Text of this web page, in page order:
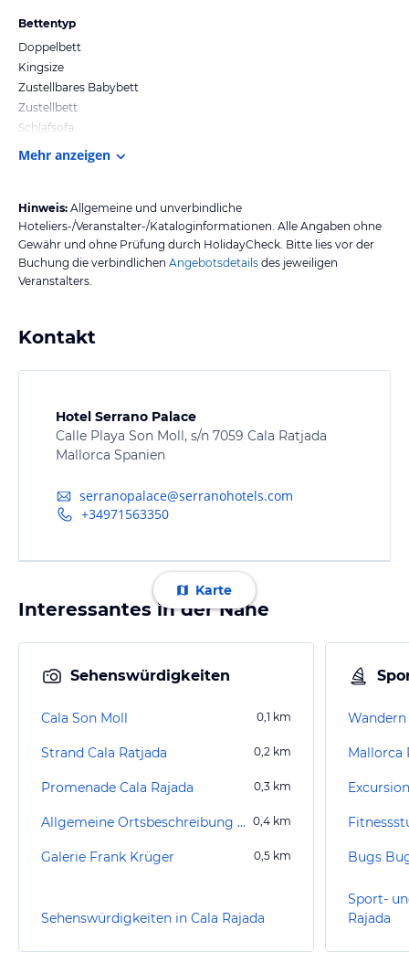
Bettentyp
Doppelbett
Kingsize
Zustellbares Babybett
Zustellbett
Schlafsofa
Mehr anzeigen
Hinweis: Allgemeine und unverbindliche
Hoteliers-/Veranstalter-/Kataloginformationen. Alle Angaben ohne
Gewähr und ohne Prüfung durch HolidayCheck. Bitte lies vor der
Buchung die verbindlichen Angebotsdetails des jeweiligen
Veranstalters.
Kontakt
Hotel Serrano Palace
Calle Playa Son Moll, s/n 7059 Cala Ratjada
Mallorca Spanien
serranopalace@serranohotels.com
+34971563350
Karte
Interessantes in der Nähe
Sehenswürdigkeiten
Cala Son Moll 0,1 km
Strand Cala Ratjada 0,2 km
Promenade Cala Rajada 0,3 km
Allgemeine Ortsbeschreibung Cala Ratjada 0,4 km
Galerie Frank Krüger 0,5 km
Sehenswürdigkeiten in Cala Rajada
Wandern
Mallorca
Bugs
Sport-
Rajada